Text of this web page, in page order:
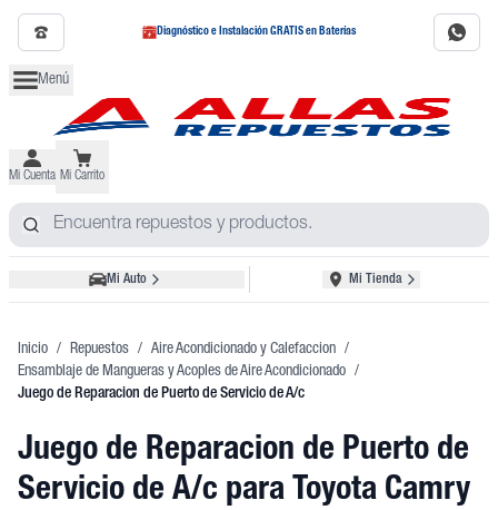
Diagnóstico e Instalación GRATIS en Baterías
Menú
Mi Cuenta Mi Carrito
Mi Auto Mi Tienda
Inicio / Repuestos / Aire Acondicionado y Calefaccion /
Ensamblaje de Mangueras y Acoples de Aire Acondicionado /
Juego de Reparacion de Puerto de Servicio de A/c
Juego de Reparacion de Puerto de
Servicio de A/c para Toyota Camry